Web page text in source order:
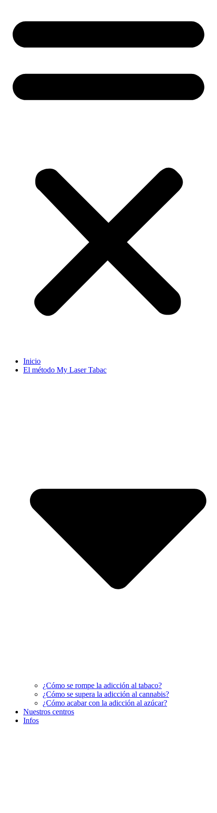
Inicio
El método My Laser Tabac
¿Cómo se rompe la adicción al tabaco?
¿Cómo se supera la adicción al cannabis?
¿Cómo acabar con la adicción al azúcar?
Nuestros centros
Infos